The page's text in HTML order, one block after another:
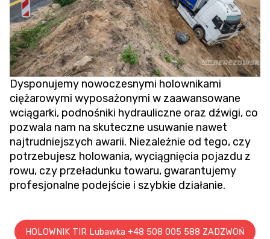
Dysponujemy nowoczesnymi holownikami
ciężarowymi wyposażonymi w zaawansowane
wciągarki, podnośniki hydrauliczne oraz dźwigi, co
pozwala nam na skuteczne usuwanie nawet
najtrudniejszych awarii. Niezależnie od tego, czy
potrzebujesz holowania,wyciągnięcia pojazdu z
rowu, czy przeładunku towaru, gwarantujemy
profesjonalne podejście i szybkie działanie.
HOLOWNIK TIR Lubawka +48 508 005 588 ZADZWOŃ